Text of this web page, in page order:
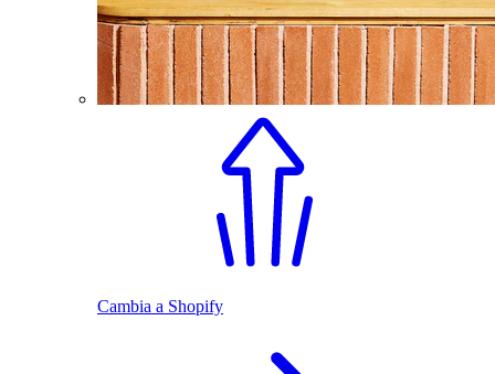
Cambia a Shopify